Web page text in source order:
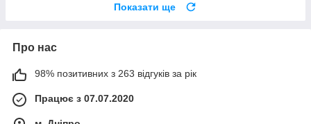
Показати ще
Про нас
98% позитивних з 263 відгуків за рік
Працює з 07.07.2020